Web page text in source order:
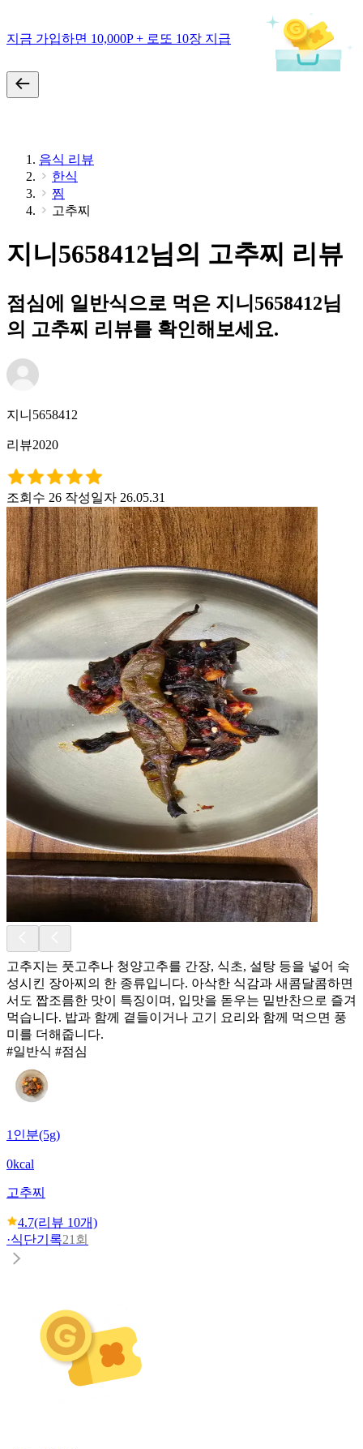
지금 가입하면 10,000P + 로또 10장 지급
음식 리뷰
한식
찜
고추찌
지니5658412님의 고추찌 리뷰
점심에 일반식으로 먹은 지니5658412님
의 고추찌 리뷰를 확인해보세요.
지니5658412
리뷰2020
조회수 26 작성일자 26.05.31
고추지는 풋고추나 청양고추를 간장, 식초, 설탕 등을 넣어 숙
성시킨 장아찌의 한 종류입니다. 아삭한 식감과 새콤달콤하면
서도 짭조름한 맛이 특징이며, 입맛을 돋우는 밑반찬으로 즐겨
먹습니다. 밥과 함께 곁들이거나 고기 요리와 함께 먹으면 풍
미를 더해줍니다.
#일반식 #점심
1인분(5g)
0kcal
고추찌
4.7(리뷰 10개)
·식단기록21회